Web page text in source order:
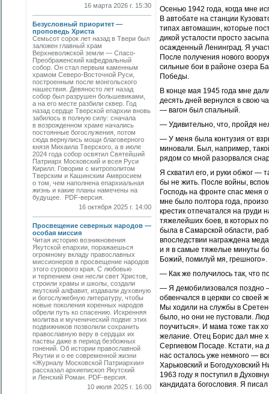
16 марта 2026 г. 15:30
Безусловный приоритет —
проповедь Христа
Семьсот сорок лет назад в Твери был
заложен главный храм
Верхневолжской земли — Спасо-
Преображенский кафедральный
собор. Он стал первым каменным
храмом Северо-Восточной Руси,
построенным после монгольского
нашествия. Девяносто лет назад
собор был разрушен большевиками,
а на его месте разбили сквер. Год
назад сердце Тверской епархии вновь
забилось в полную силу: сначала
в возрожденном храме начались
постоянные богослужения, потом
сюда вернулись мощи благоверного
князя Михаила Тверского, а в июле
2024 года собор освятил Святейший
Патриарх Московский и всея Руси
Кирилл. Говорим с митрополитом
Тверским и Кашинским Амвросием
о том, чем наполнена епархиальная
жизнь и какие планы намечены на
будущее. PDF-версия.
16 октября 2025 г. 14:00
Просвещение северных народов —
особая миссия
Читая историю возникновения
Якутской епархии, поражаешься
огромному вкладу православных
миссионеров в просвещение народов
этого сурового края. С любовью
и терпением они несли свет Христов,
строили храмы и школы, создали
якутский алфавит, издавали духовную
и богослужебную литературу, чтобы
новые поколения коренных народов
обрели путь ко спасению. Искренняя
молитва и мученический подвиг этих
подвижников позволили сохранить
православную веру в сердцах их
паствы даже в период безбожных
гонений. Об истории православной
Якутии и о ее современной жизни
«Журналу Московской Патриархии»
рассказал архиепископ Якутский
и Ленский Роман. PDF-версия.
10 июля 2025 г. 16:00
Осенью 1942 года, когда мне
В автобате на станции
типах автомашин, которые
дикой усталости просто
осажденный Ленинград. Я
После получения нового
сильные бои в районе озера
Победы.
В конце мая 1945 года мне
десять дней вернулся в свою
— вагон был спальный.
— Удивительно, что, пройдя
— У меня была контузия от
миновали. Был, например,
рядом со мной разорвался
Я схватил его, и руки обжог —
бы не жить. После войны,
Господь на фронте спас меня
мне было полтора года,
крестик отпечатался на
тяжелейших боев, в которых
была в Самарской области,
впоследствии награждена
и я в самые тяжелые минуты
Божий, помилуй мя,
— Как же получилось так, что
— Я демобилизовался поздно
обвенчался в церкви со
Мы ходили на службы в
было, но они не пустовали.
поучиться». И мама тоже так
желание. Отец Борис дал мне
Сергиевом Посаде. Кстати, на
нас осталось уже немного —
Харьковский и Богодуховский
1963 году я поступил в
кандидата богословия. Я